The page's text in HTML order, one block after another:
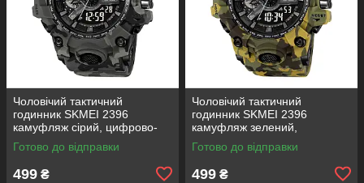
Чоловічий тактичний
годинник SKMEI 2396
камуфляж сірий, цифрово-
аналоговий, водозахист 5
ATM
Готово до відправки
499 ₴
Чоловічий тактичний
годинник SKMEI 2396
камуфляж зелений,
цифрово-аналоговий,
водозахист 5 ATM
Готово до відправки
499 ₴